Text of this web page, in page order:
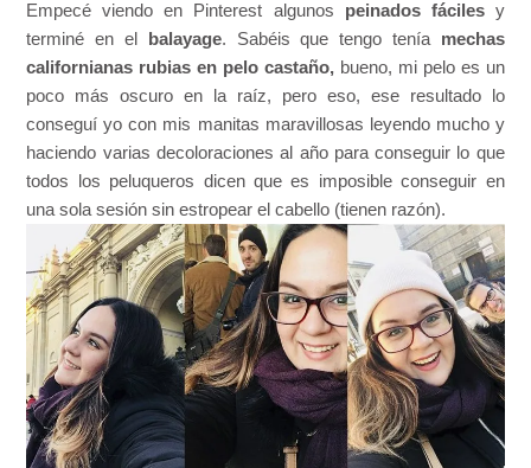
Empecé viendo en Pinterest algunos peinados fáciles y
terminé en el
balayage. Sabéis que tengo tenía mechas
californianas rubias en pelo castaño, bueno, mi pelo es un
poco más oscuro en la raíz, pero eso, ese resultado lo
conseguí yo con mis manitas maravillosas leyendo mucho y
haciendo varias decoloraciones al año para conseguir lo que
todos los peluqueros dicen que es imposible conseguir en
una sola sesión sin estropear el cabello (tienen razón).